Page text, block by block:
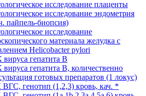
исследование плаценты
исследование эндометрия
пайпель-биопсия)
исследование
материала желудка с
Helicobacter pylori
гепатита B
гепатита B, количественно
готовых препаратов (1 локус)
генотип (1,2,3) кровь, кач. *